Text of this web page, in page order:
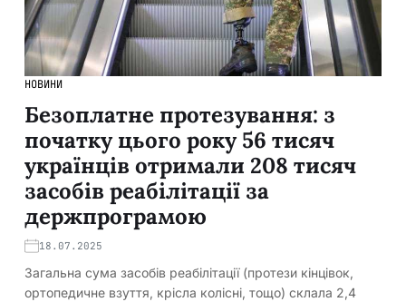
НОВИНИ
Безоплатне протезування: з
початку цього року 56 тисяч
українців отримали 208 тисяч
засобів реабілітації за
держпрограмою
18.07.2025
Загальна сума засобів реабілітації (протези кінцівок,
ортопедичне взуття, крісла колісні, тощо) склала 2,4